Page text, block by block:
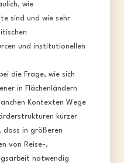
wie
sind und wie sehr
und institutionellen
die Frage, wie sich
in Flächenländern
Kontexten Wege
kürzer
dass in größeren
von Reise-,
notwendig